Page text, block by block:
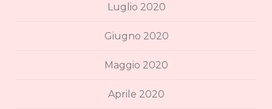
Luglio 2020
Giugno 2020
Maggio 2020
Aprile 2020